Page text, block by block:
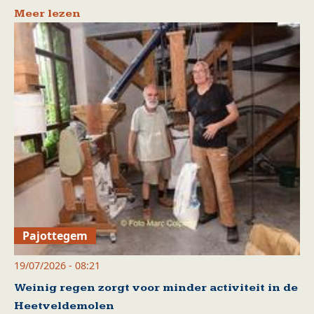
Meer lezen
Pajottegem
19/07/2026 - 08:21
Weinig regen zorgt voor minder activiteit in de
Heetveldemolen